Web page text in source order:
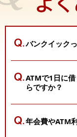
バンクイック
ATMで1日に借
らですか？
年会費やATM